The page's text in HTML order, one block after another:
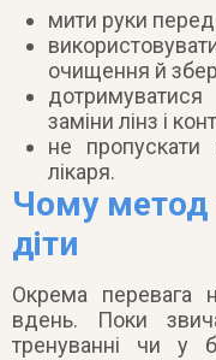
мити руки
очищення й
заміни лінз і
не пропускати
лікаря.
Чому метод
діти
Окрема перевага
вдень. Поки
тренуванні чи у